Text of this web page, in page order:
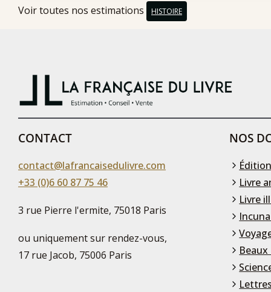
Voir toutes nos estimations HISTOIRE
CONTACT
contact@lafrancaisedulivre.com
+33 (0)6 60 87 75 46
3 rue Pierre l'ermite, 75018 Paris
ou uniquement sur rendez-vous,
17 rue Jacob, 75006 Paris
NOS
Livre
Livre